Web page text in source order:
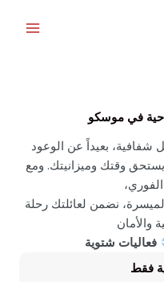
في موسكو
بعيداً عن الوعود
وقتك وميزانيتك. ومع
نضمن لعائلتك رحلة
والأمان
فعاليات شتوية
فقط